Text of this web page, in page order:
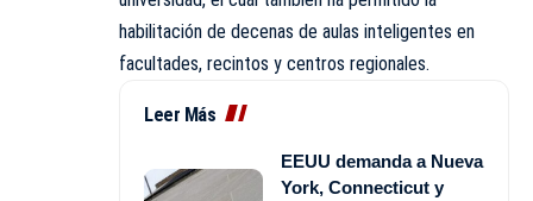
habilitación de decenas de aulas inteligentes en
facultades, recintos y centros regionales.
Leer Más
EEUU demanda a Nueva
York, Connecticut y